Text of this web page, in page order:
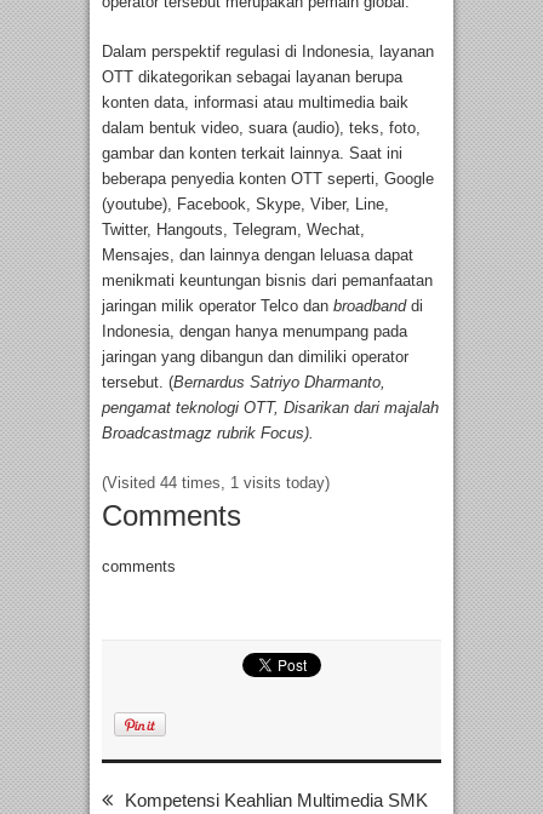
Dalam perspektif regulasi di Indonesia, layanan
OTT dikategorikan sebagai layanan berupa
konten data, informasi atau multimedia baik
dalam bentuk video, suara (audio), teks, foto,
gambar dan konten terkait lainnya. Saat ini
beberapa penyedia konten OTT seperti, Google
(youtube), Facebook, Skype, Viber, Line,
Twitter, Hangouts, Telegram, Wechat,
Mensajes, dan lainnya dengan leluasa dapat
menikmati keuntungan bisnis dari pemanfaatan
jaringan milik operator Telco dan broadband di
Indonesia, dengan hanya menumpang pada
jaringan yang dibangun dan dimiliki operator
tersebut. (Bernardus Satriyo Dharmanto,
pengamat teknologi OTT, Disarikan dari majalah
Broadcastmagz rubrik Focus).
(Visited 44 times, 1 visits today)
Comments
comments
Kompetensi Keahlian Multimedia SMK